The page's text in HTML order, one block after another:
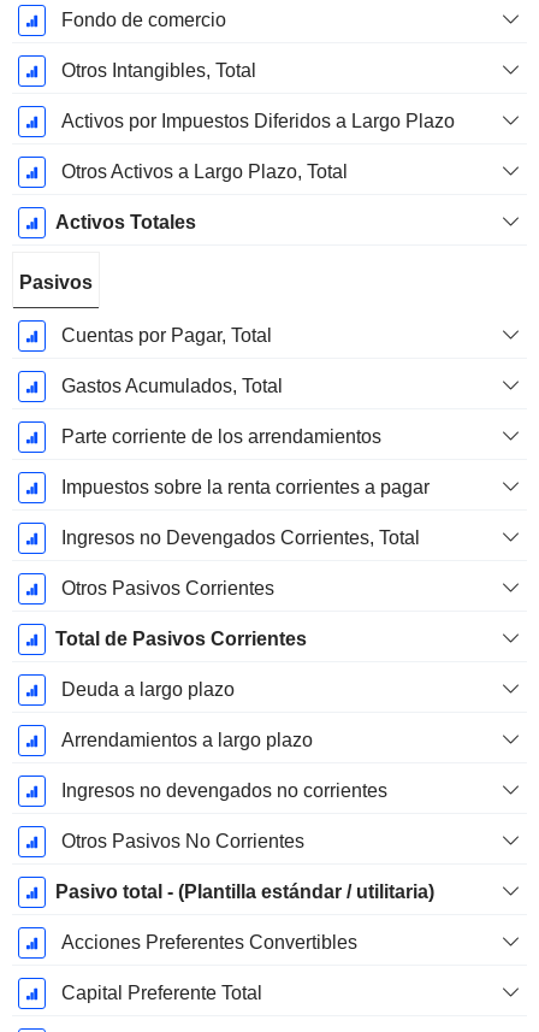
Fondo de comercio
Otros Intangibles, Total
Activos por Impuestos Diferidos a Largo Plazo
Otros Activos a Largo Plazo, Total
Activos Totales
Pasivos
Cuentas por Pagar, Total
Gastos Acumulados, Total
Parte corriente de los arrendamientos
Impuestos sobre la renta corrientes a pagar
Ingresos no Devengados Corrientes, Total
Otros Pasivos Corrientes
Total de Pasivos Corrientes
Deuda a largo plazo
Arrendamientos a largo plazo
Ingresos no devengados no corrientes
Otros Pasivos No Corrientes
Pasivo total - (Plantilla estándar / utilitaria)
Acciones Preferentes Convertibles
Capital Preferente Total